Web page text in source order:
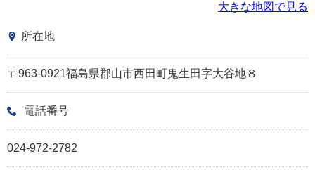
大きな地図で見る
所在地
〒963-0921福島県郡山市西田町鬼生田字大谷地８
電話番号
024-972-2782